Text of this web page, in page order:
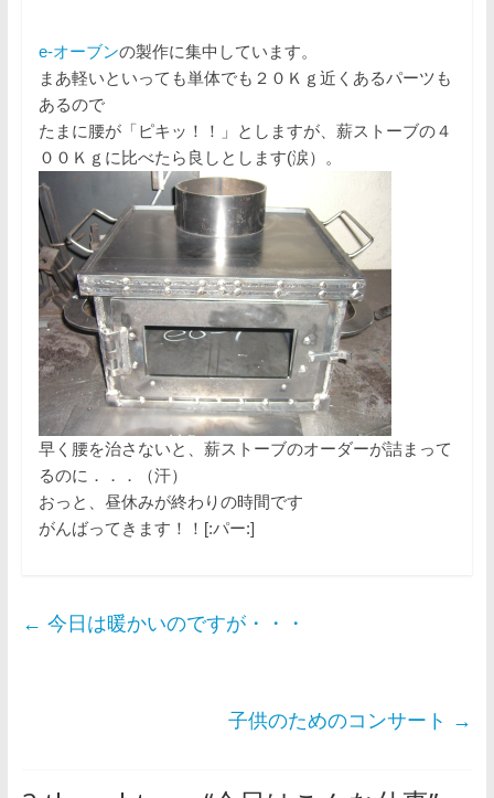
e-オーブンの製作に集中しています。
まあ軽いといっても単体でも２０Ｋｇ近くあるパーツも
あるので
たまに腰が「ピキッ！！」としますが、薪ストーブの４
００Ｋｇに比べたら良しとします(涙）。
早く腰を治さないと、薪ストーブのオーダーが詰まって
るのに．．．（汗）
おっと、昼休みが終わりの時間です
がんばってきます！！[:パー:]
← 今日は暖かいのですが・・・
子供のためのコンサート →